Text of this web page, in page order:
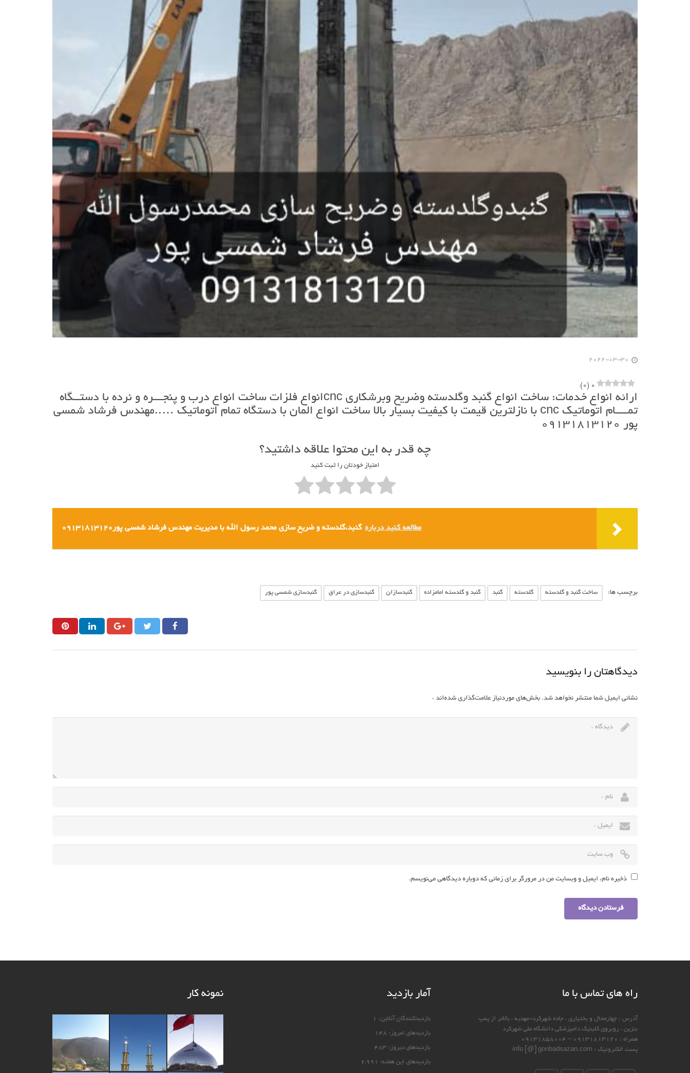
2022-03-30
0
(
0
)
ارائه انواع خدمات: ساخت انواع گنبد وگلدسته وضریح وبرشکاری cncانواع فلزات ساخت انواع درب و پنجـــره و نرده با دستــگاه
تمــــام اتوماتیک cnc با نازلترین قیمت با کیفیت بسیار بالا ساخت انواع المان با دستگاه تمام اتوماتیک …..مهندس فرشاد شمسی
پور ۰۹۱۳۱۸۱۳۱۲۰
چه قدر به این محتوا علاقه داشتید؟
امتیاز خودتان را ثبت کنید
مطالعه کنید درباره‌ گنبد،گلدسته و ضریح سازی محمد رسول الله با مدیریت مهندس فرشاد شمسی پور۰۹۱۳۱۸۱۳۱۲۰
برچسب ها: ساخت گنبد و گلدسته گلدسته گنبد گنبد و گلدسته امامزاده گنبدسازان گنبدسازی در عراق گنبدسازی شمسی پور
دیدگاهتان را بنویسید
نشانی ایمیل شما منتشر نخواهد شد. بخش‌های موردنیاز علامت‌گذاری شده‌اند *
ذخیره نام، ایمیل و وبسایت من در مرورگر برای زمانی که دوباره دیدگاهی می‌نویسم.
راه های تماس با ما
آدرس : چهارمحال و بختياري ، جاده شهركرد-مهديه ، بالاتر از پمپ
بنزين ، روبروي كلينيك دامپزشكي دانشگاه ملي شهركرد
همراه : ۰۹۱۳۱۸۱۳۱۲۰ – ۰۹۱۳۱۸۵۸۰۰۴
پست الكترونيك : info [@] gonbadsazan.com
آمار بازدید
بازدیدکنندگان آنلاین: 1
بازدیدهای امروز: 148
بازدیدهای دیروز: 483
بازدیدهای این هفته: 6,991
نمونه کار